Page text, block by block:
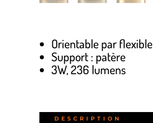
Orientable par flexible
Support : patère
3W, 236 lumens
DESCRIPTION